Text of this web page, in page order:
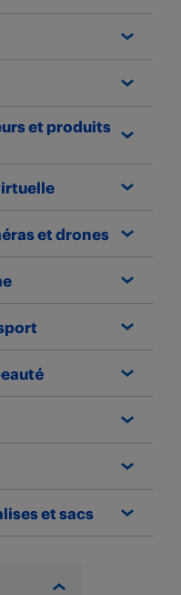
et produits
et drones
et sacs